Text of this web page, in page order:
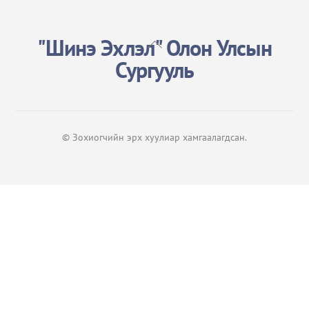
Back
To
Top
"Шинэ Эхлэл" Олон Улсын
Сургууль
© Зохиогчийн эрх хуулиар хамгаалагдсан.